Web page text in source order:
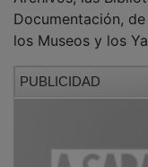
Documentación,
los Museos y los